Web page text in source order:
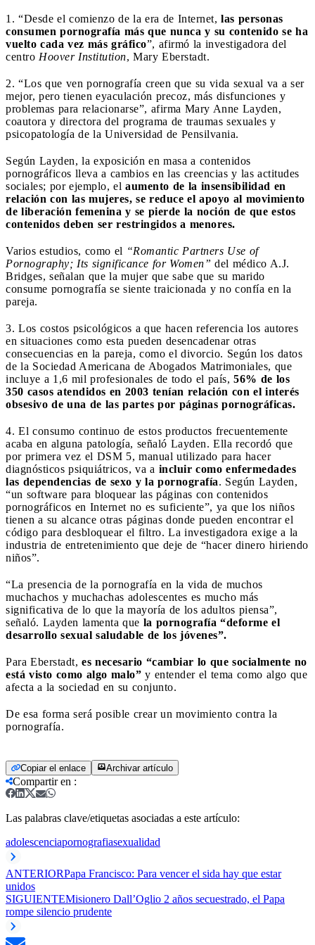
1. “Desde el comienzo de la era de Internet, las personas
consumen pornografía más que nunca y su contenido se ha
vuelto cada vez más gráfico”, afirmó la investigadora del
centro Hoover Institution, Mary Eberstadt.
2. “Los que ven pornografía creen que su vida sexual va a ser
mejor, pero tienen eyaculación precoz, más disfunciones y
problemas para relacionarse”, afirma Mary Anne Layden,
coautora y directora del programa de traumas sexuales y
psicopatología de la Universidad de Pensilvania.
Según Layden, la exposición en masa a contenidos
pornográficos lleva a cambios en las creencias y las actitudes
sociales; por ejemplo, el aumento de la insensibilidad en
relación con las mujeres, se reduce el apoyo al movimiento
de liberación femenina y se pierde la noción de que estos
contenidos deben ser restringidos a menores.
Varios estudios, como el “Romantic Partners Use of
Pornography; Its significance for Women” del médico A.J.
Bridges, señalan que la mujer que sabe que su marido
consume pornografía se siente traicionada y no confía en la
pareja.
3. Los costos psicológicos a que hacen referencia los autores
en situaciones como esta pueden desencadenar otras
consecuencias en la pareja, como el divorcio. Según los datos
de la Sociedad Americana de Abogados Matrimoniales, que
incluye a 1,6 mil profesionales de todo el país, 56% de los
350 casos atendidos en 2003 tenían relación con el interés
obsesivo de una de las partes por páginas pornográficas.
4. El consumo continuo de estos productos frecuentemente
acaba en alguna patología, señaló Layden. Ella recordó que
por primera vez el DSM 5, manual utilizado para hacer
diagnósticos psiquiátricos, va a incluir como enfermedades
las dependencias de sexo y la pornografía. Según Layden,
“un software para bloquear las páginas con contenidos
pornográficos en Internet no es suficiente”, ya que los niños
tienen a su alcance otras páginas donde pueden encontrar el
código para desbloquear el filtro. La investigadora exige a la
industria de entretenimiento que deje de “hacer dinero hiriendo
niños”.
“La presencia de la pornografía en la vida de muchos
muchachos y muchachas adolescentes es mucho más
significativa de lo que la mayoría de los adultos piensa”,
señaló. Layden lamenta que la pornografía “deforme el
desarrollo sexual saludable de los jóvenes”.
Para Eberstadt, es necesario “cambiar lo que socialmente no
está visto como algo malo” y entender el tema como algo que
afecta a la sociedad en su conjunto.
De esa forma será posible crear un movimiento contra la
pornografía.
Copiar el enlace Archivar artículo
Compartir en :
Las palabras clave/etiquetas asociadas a este artículo:
adolescenciapornografiasexualidad
ANTERIORPapa Francisco: Para vencer el sida hay que estar
unidos
SIGUIENTEMisionero Dall’Oglio 2 años secuestrado, el Papa
rompe silencio prudente